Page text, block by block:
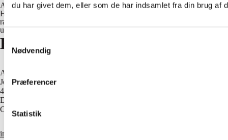
du har givet dem, eller som de har indsamlet fra din brug af
Samtykkevalg
Nødvendig
Præferencer
Statistik
AV-teknologi løfter skolers undervisningsmiljø. Siden 1990 har AV-
Huset leveret og installeret mange forskellige AV-løsninger til en lang
række videregående uddannelsesinstitutioner. Her kan du se et lille
udsnit af udvalgte cases.
Kontakt os
AV-HUSET A/S
Jernbuen 1
4700 Næstved
Danmark
CVR 13828687
info@av-huset.dk